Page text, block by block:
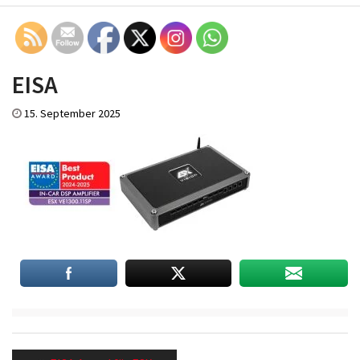
EISA
15. September 2025